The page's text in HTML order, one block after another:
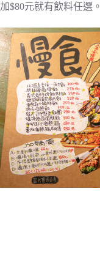
加$80元就有飲料任選。